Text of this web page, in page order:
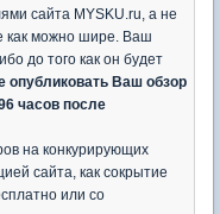
сайта MYSKU.ru, а не
как можно шире. Ваш
до того как он будет
опубликовать Ваш обзор
часов после
на конкурирующих
сайта, как сокрытие
или со